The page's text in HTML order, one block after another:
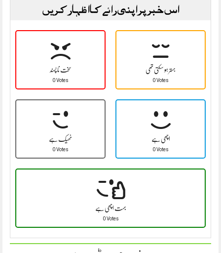
اس خبر پر اپنی رائے کا اظہار کریں
سخت نا پسند
0 Votes
بہتر ہو سکتی تھی
0 Votes
ٹھیک ہے
0 Votes
اچھی ہے
0 Votes
بہت اچھی ہے
0 Votes